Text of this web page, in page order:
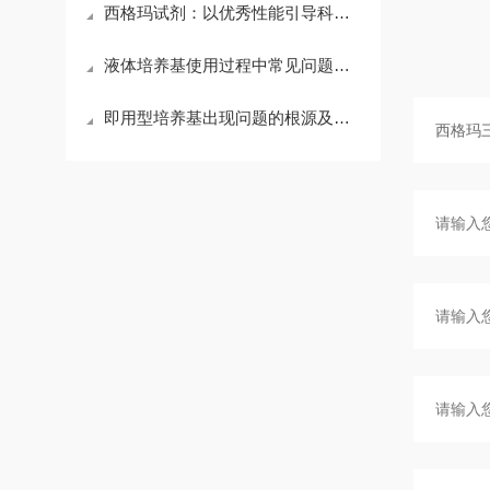
西格玛试剂：以优秀性能引导科研新征程
液体培养基使用过程中常见问题及相应解决方法全分享
即用型培养基出现问题的根源及针对性措施介绍